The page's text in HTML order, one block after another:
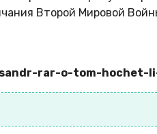
Второй Мировой
rar-o-tom-hochet-